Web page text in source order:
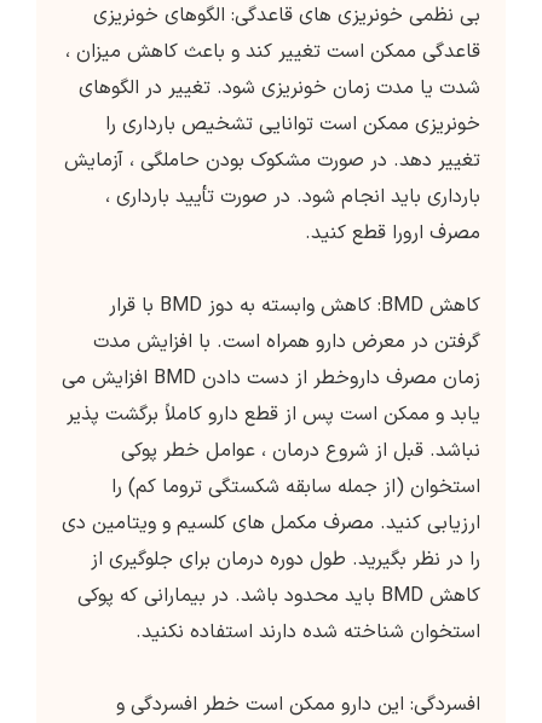
بی نظمی خونریزی های قاعدگی: الگوهای خونریزی
قاعدگی ممکن است تغییر کند و باعث کاهش میزان ،
شدت یا مدت زمان خونریزی شود. تغییر در الگوهای
خونریزی ممکن است توانایی تشخیص بارداری را
تغییر دهد. در صورت مشکوک بودن حاملگی ، آزمایش
بارداری باید انجام شود. در صورت تأیید بارداری ،
مصرف ارورا قطع کنید.
کاهش BMD: کاهش وابسته به دوز BMD با قرار
گرفتن در معرض دارو همراه است. با افزایش مدت
زمان مصرف داروخطر از دست دادن BMD افزایش می
یابد و ممکن است پس از قطع دارو کاملاً برگشت پذیر
نباشد. قبل از شروع درمان ، عوامل خطر پوکی
استخوان (از جمله سابقه شکستگی تروما کم) را
ارزیابی کنید. مصرف مکمل های کلسیم و ویتامین دی
را در نظر بگیرید. طول دوره درمان برای جلوگیری از
کاهش BMD باید محدود باشد. در بیمارانی که پوکی
استخوان شناخته شده دارند استفاده نکنید.
افسردگی: این دارو ممکن است خطر افسردگی و